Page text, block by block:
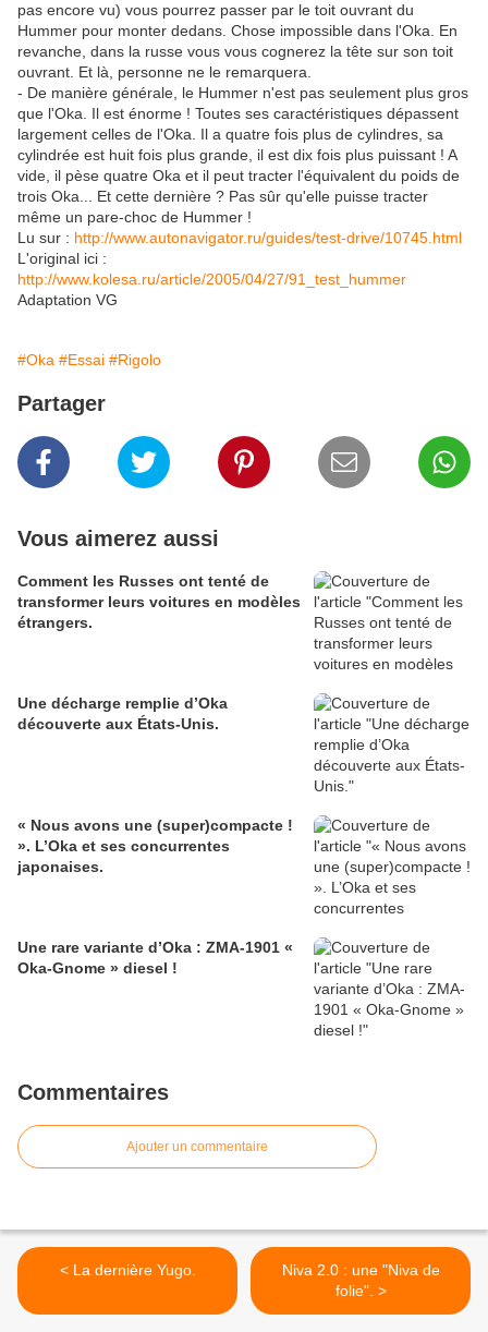
pas encore vu) vous pourrez passer par le toit ouvrant du
Hummer pour monter dedans. Chose impossible dans l'Oka. En
revanche, dans la russe vous vous cognerez la tête sur son toit
ouvrant. Et là, personne ne le remarquera.
- De manière générale, le Hummer n'est pas seulement plus gros
que l'Oka. Il est énorme ! Toutes ses caractéristiques dépassent
largement celles de l'Oka. Il a quatre fois plus de cylindres, sa
cylindrée est huit fois plus grande, il est dix fois plus puissant ! A
vide, il pèse quatre Oka et il peut tracter l'équivalent du poids de
trois Oka... Et cette dernière ? Pas sûr qu'elle puisse tracter
même un pare-choc de Hummer !
Lu sur : http://www.autonavigator.ru/guides/test-drive/10745.html
L'original ici :
http://www.kolesa.ru/article/2005/04/27/91_test_hummer
Adaptation VG
#Oka #Essai #Rigolo
Partager
Vous aimerez aussi
Comment les Russes ont tenté de
transformer leurs voitures en modèles
étrangers.
Une décharge remplie d’Oka
découverte aux États-Unis.
« Nous avons une (super)compacte !
». L’Oka et ses concurrentes
japonaises.
Une rare variante d’Oka : ZMA-1901 «
Oka-Gnome » diesel !
Commentaires
Ajouter un commentaire
< La dernière Yugo.
Niva 2.0 : une "Niva de
folie". >